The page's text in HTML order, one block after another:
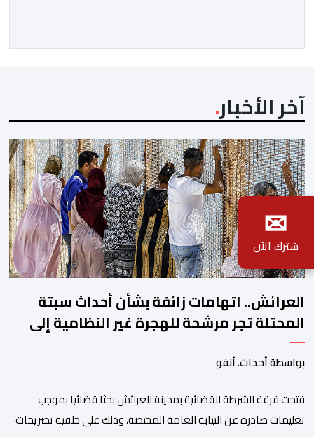
المغربية وجمهورية كوت ديفوار، بحكم […]
آخر الأخبار
العرائش.. اتهامات زائفة بشأن أحداث سبتة
المحتلة تجر مرشحة للهجرة غير النظامية إلى
القضاء
بواسطة أحداث. أنفو
فتحت فرقة الشرطة القضائية بمدينة العرائش بحثا قضائيا بموجب
تعليمات صادرة عن النيابة العامة المختصة، وذلك على خلفية تصريحات
✉
شترك الآن